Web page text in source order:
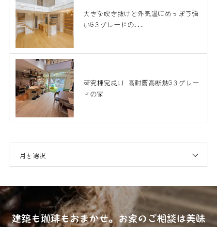
大きな吹き抜けと外気温にめっぽう強
いG３グレードの...
研究棟完成!! 高耐震高断熱G３グレー
ドの家
月を選択
建築も珈琲もおまかせ。お家のご相談は美味